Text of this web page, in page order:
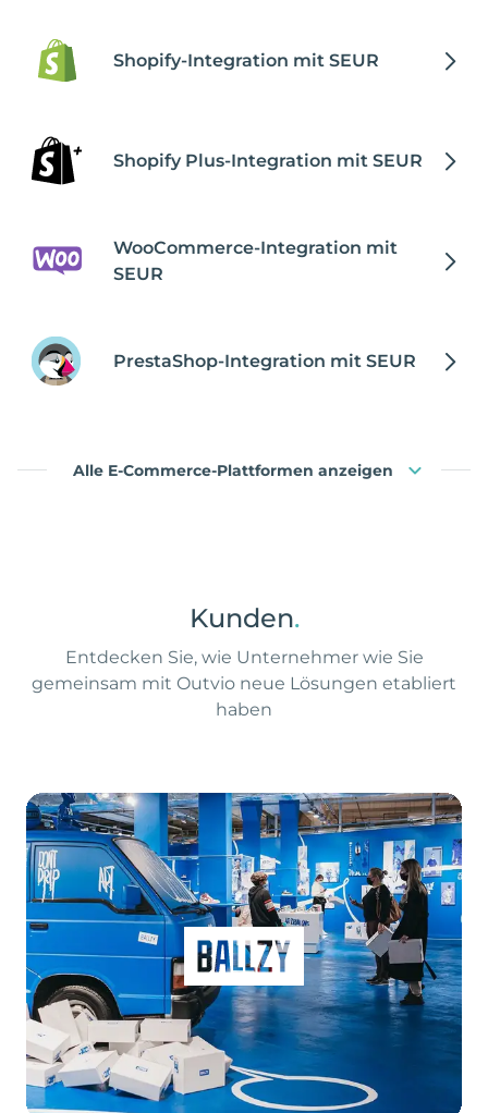
Shopify-Integration mit SEUR
Shopify Plus-Integration mit SEUR
WooCommerce-Integration mit
SEUR
PrestaShop-Integration mit SEUR
Alle E-Commerce-Plattformen anzeigen
Kunden.
Entdecken Sie, wie Unternehmer wie Sie
gemeinsam mit Outvio neue Lösungen etabliert
haben